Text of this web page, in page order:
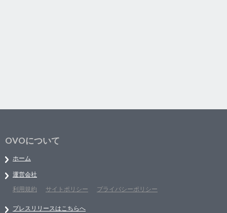
OVOについて
ホーム
運営会社
利用規約
サイトポリシー プライバシーポリシー
プレスリリースはこちらへ